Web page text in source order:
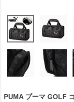
PUMA プーマ GOLF